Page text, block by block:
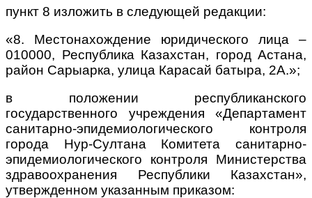
пункт 8 изложить в следующей редакции:
«8. Местонахождение юридического лица –
010000, Республика Казахстан, город Астана,
район Сарыарка, улица Карасай батыра, 2А.»;
в положении республиканского
государственного учреждения «Департамент
санитарно-эпидемиологического контроля
города Нур-Султана Комитета санитарно-
эпидемиологического контроля Министерства
здравоохранения Республики Казахстан»,
утвержденном указанным приказом: